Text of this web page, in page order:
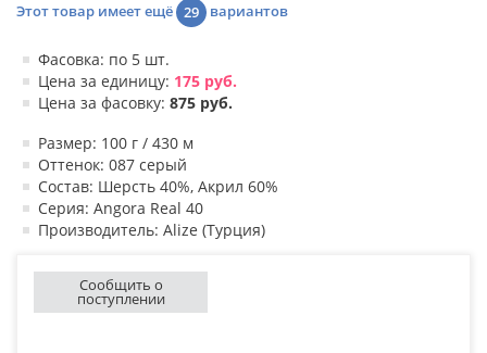
Этот товар имеет ещё 29 вариантов
Фасовка: по 5 шт.
Цена за единицу: 175 руб.
Цена за фасовку: 875 руб.
Размер: 100 г / 430 м
Оттенок: 087 серый
Состав: Шерсть 40%, Акрил 60%
Серия: Angora Real 40
Производитель: Alize (Турция)
Сообщить о
поступлении